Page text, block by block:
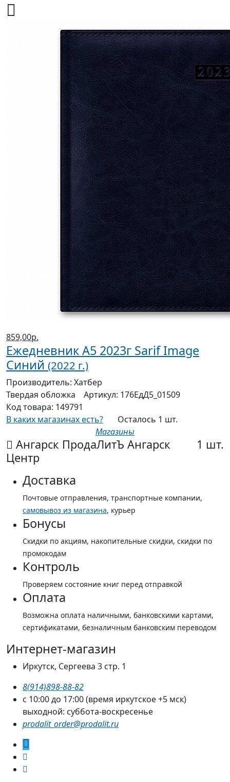
859,00р.
Ежедневник А5 2023г Sarif Image
Синий (2022 г.)
Производитель: Хатбер
Твердая обложка Артикул: 176ЕдД5_01509
Код товара: 149791
В каких магазинах есть?
Осталось 1 шт.
Магазины
Ангарск ПродаЛитЪ Ангарск
Центр
1 шт.
Доставка
Почтовые отправления, транспортные компании,
самовывоз из магазина, курьер
Бонусы
Скидки по акциям, накопительные скидки, скидки по
промокодам
Контроль
Проверяем состояние книг перед отправкой
Оплата
Возможна оплата наличными, банковскими картами,
сертификатами, безналичным банковским переводом
Интернет-магазин
Иркутск, Сергеева 3 стр. 1
8(914)898-88-82
с 10:00 до 17:00 (время иркутское +5 мск)
выходной: суббота-воскресенье
prodalit_order@prodalit.ru